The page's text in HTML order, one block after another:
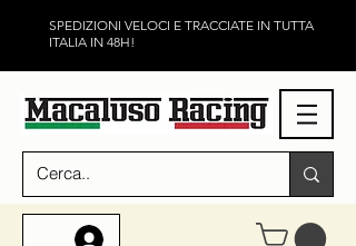
SPEDIZIONI VELOCI E TRACCIATE IN TUTTA
ITALIA IN 48H!